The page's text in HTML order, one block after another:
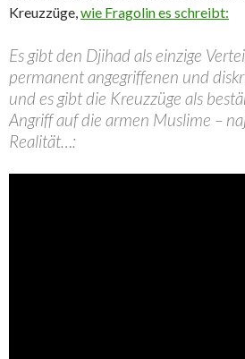
Kreuzzüge,wie Fragolin es schreibt:
Es gibt den Djihad als einzige
permanent angegriffenen und
und es gibt die Kreuzzüge als
Angriff auf die armen Muslime –
Realität…: